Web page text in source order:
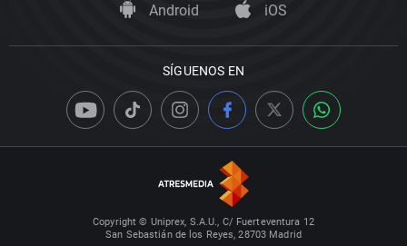
Android iOS
SÍGUENOS EN
Copyright © Uniprex, S.A.U., C/ Fuerteventura 12
San Sebastián de los Reyes, 28703 Madrid